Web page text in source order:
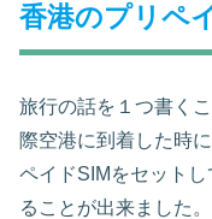
香港のプリペ
旅行の話を１つ書く
際空港に到着した時
ペイドSIMをセット
ることが出来ました